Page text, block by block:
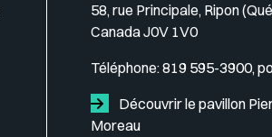
58, rue Principale, Ripon
Canada J0V 1V0
Téléphone:819 595-3900,
Découvrir le pavillon
Moreau